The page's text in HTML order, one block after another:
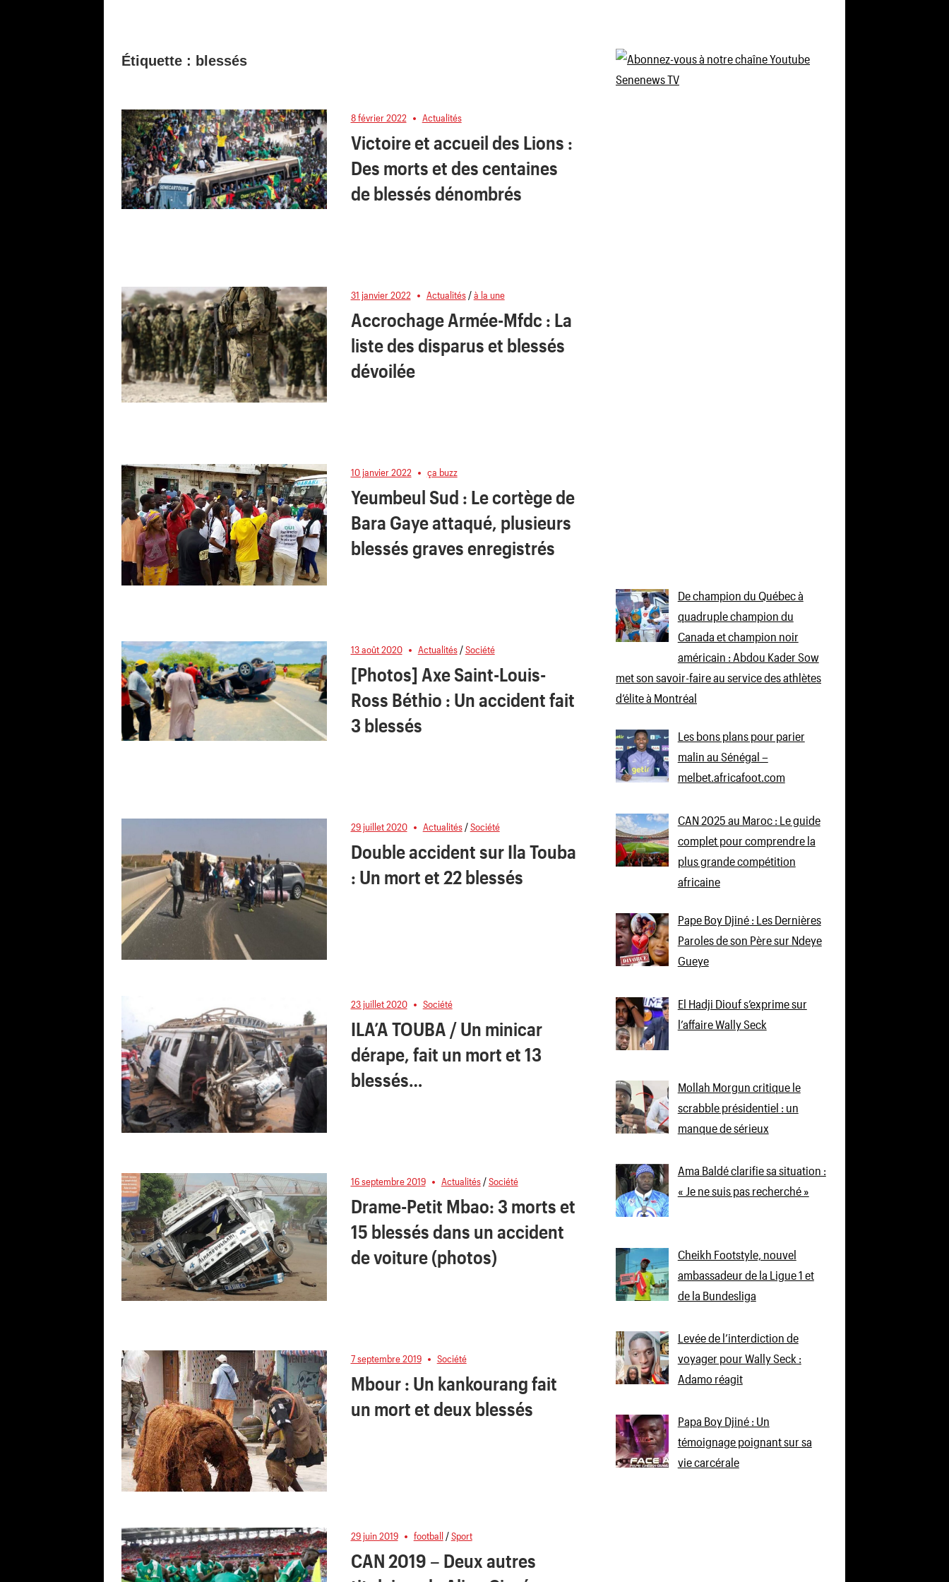
Étiquette : blessés
8 février 2022 Actualités
Victoire et accueil des Lions :
Des morts et des centaines
de blessés dénombrés
31 janvier 2022 Actualités/à la une
Accrochage Armée-Mfdc : La
liste des disparus et blessés
dévoilée
10 janvier 2022 ça buzz
Yeumbeul Sud : Le cortège de
Bara Gaye attaqué, plusieurs
blessés graves enregistrés
13 août 2020 Actualités/Société
[Photos] Axe Saint-Louis-
Ross Béthio : Un accident fait
3 blessés
29 juillet 2020 Actualités/Société
Double accident sur Ila Touba
: Un mort et 22 blessés
23 juillet 2020 Société
ILA’A TOUBA / Un minicar
dérape, fait un mort et 13
blessés…
16 septembre 2019 Actualités/Société
Drame-Petit Mbao: 3 morts et
15 blessés dans un accident
de voiture (photos)
7 septembre 2019 Société
Mbour : Un kankourang fait
un mort et deux blessés
29 juin 2019 football/Sport
CAN 2019 – Deux autres
De champion du Québec à
quadruple champion du
Canada et champion noir
américain : Abdou Kader Sow
met son savoir-faire au service des athlètes
d’élite à Montréal
Les bons plans pour parier
malin au Sénégal –
melbet.africafoot.com
CAN 2025 au Maroc : Le guide
complet pour comprendre la
plus grande compétition
africaine
Pape Boy Djiné : Les Dernières
Paroles de son Père sur Ndeye
Gueye
El Hadji Diouf s’exprime sur
l’affaire Wally Seck
Mollah Morgun critique le
scrabble présidentiel : un
manque de sérieux
Ama Baldé clarifie sa situation :
« Je ne suis pas recherché »
Cheikh Footstyle, nouvel
ambassadeur de la Ligue 1 et
de la Bundesliga
Levée de l’interdiction de
voyager pour Wally Seck :
Adamo réagit
Papa Boy Djiné : Un
témoignage poignant sur sa
vie carcérale